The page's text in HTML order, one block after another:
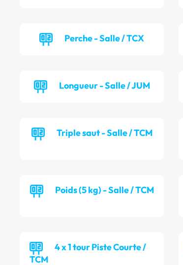
Perche - Salle / TCX
Longueur - Salle / JUM
Triple saut - Salle / TCM
Poids (5 kg) - Salle / TCM
4 x 1 tour Piste Courte /
TCM